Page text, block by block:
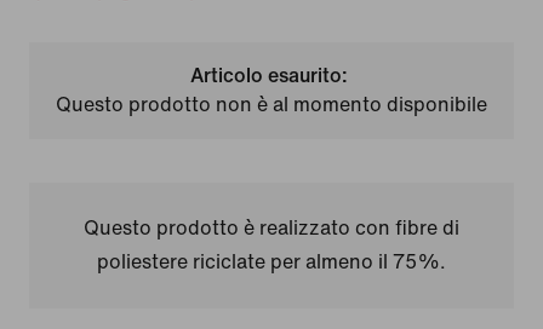
Articolo esaurito:
Questo prodotto non è al momento disponibile
Questo prodotto è realizzato con fibre di
poliestere riciclate per almeno il 75%.